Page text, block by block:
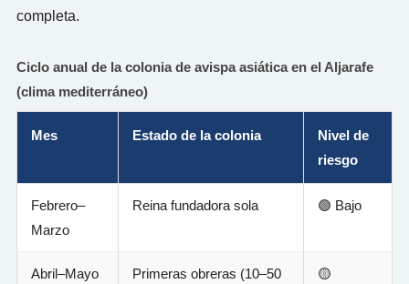
completa.
Ciclo anual de la colonia de avispa asiática en el Aljarafe
(clima mediterráneo)
Mes Estado de la colonia
Nivel de
riesgo
Febrero–
Marzo
Reina fundadora sola 🟢 Bajo
Abril–Mayo
Primeras obreras (10–50
🟡